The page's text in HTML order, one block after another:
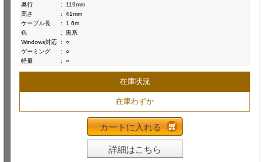
奥行
:
119mm
高さ
:
41mm
ケーブル長
:
1.6m
色
:
黒系
Windows対応 :
○
ゲーミング
:
○
軽量
: ○
在庫状況
在庫わずか
カートに入れる
詳細はこちら